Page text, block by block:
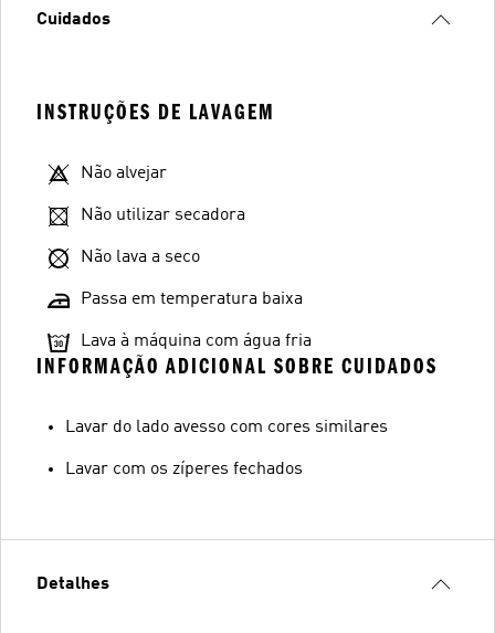
Cuidados
INSTRUÇÕES DE LAVAGEM
Não alvejar
Não utilizar secadora
Não lava a seco
Passa em temperatura baixa
Lava à máquina com água fria
INFORMAÇÃO ADICIONAL SOBRE CUIDADOS
Lavar do lado avesso com cores similares
Lavar com os zíperes fechados
Detalhes